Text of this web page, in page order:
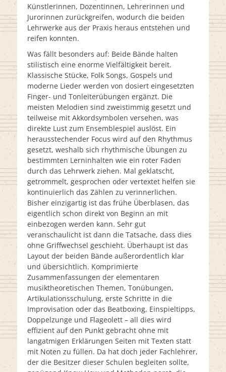
Künstlerinnen, Dozentinnen, Lehrerinnen und
Jurorinnen zurückgreifen, wodurch die beiden
Lehrwerke aus der Praxis heraus entstehen und
reifen konnten.
Was fällt besonders auf: Beide Bände halten
stilistisch eine enorme Vielfältigkeit bereit.
Klassische Stücke, Folk Songs, Gospels und
moderne Lieder werden von dosiert eingesetzten
Finger- und Tonleiterübungen ergänzt. Die
meisten Melodien sind zweistimmig gesetzt und
teilweise mit Akkordsymbolen versehen, was
direkte Lust zum Ensemblespiel auslöst. Ein
herausstechender Focus wird auf den Rhythmus
gesetzt, weshalb sich rhythmische Übungen zu
bestimmten Lerninhalten wie ein roter Faden
durch das Lehrwerk ziehen. Mal geklatscht,
getrommelt, gesprochen oder vertextet helfen sie
kontinuierlich das Zählen zu verinnerlichen.
Bisher einzigartig ist das frühe Überblasen, das
eigentlich schon direkt von Beginn an mit
einbezogen werden kann. Sehr gut
veranschaulicht ist dann die Tatsache, dass dies
ohne Griffwechsel geschieht. Überhaupt ist das
Layout der beiden Bände außerordentlich klar
und übersichtlich. Komprimierte
Zusammenfassungen der elementaren
musiktheoretischen Themen, Tonübungen,
Artikulationsschulung, erste Schritte in die
Improvisation oder das Beatboxing, Einspieltipps,
Doppelzunge und Flageolett – all dies wird
effizient auf den Punkt gebracht ohne mit
langatmigen Erklärungen Seiten mit Texten statt
mit Noten zu füllen. Da hat doch jeder Fachlehrer,
der die Besitzer dieser Schulen begleiten sollte,